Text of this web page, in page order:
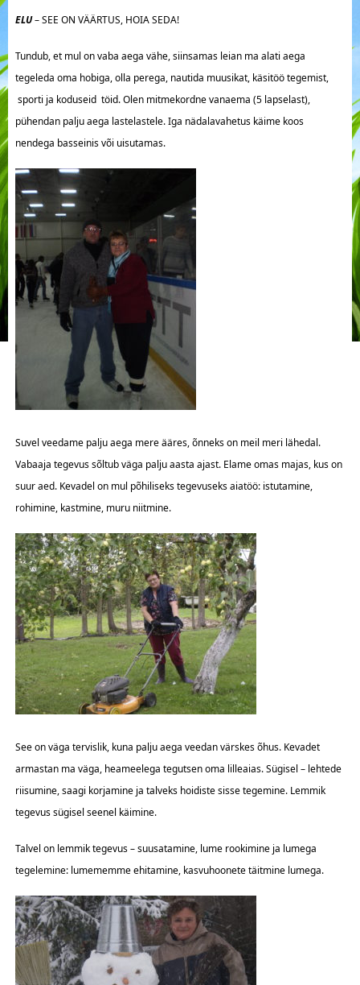
ELU– SEE ON VÄÄRTUS, HOIA SEDA!
Tundub, et mul on vaba aega vähe, siinsamas leian ma alati aega
tegeleda oma hobiga, olla perega, nautida muusikat, käsitöö tegemist,
sporti ja koduseid töid. Olen mitmekordne vanaema (5 lapselast),
pühendan palju aega lastelastele. Iga nädalavahetus käime koos
nendega basseinis või uisutamas.
Suvel veedame palju aega mere ääres, õnneks on meil meri lähedal.
Vabaaja tegevus sõltub väga palju aasta ajast. Elame omas majas, kus on
suur aed. Kevadel on mul põhiliseks tegevuseks aiatöö: istutamine,
rohimine, kastmine, muru niitmine.
See on väga tervislik, kuna palju aega veedan värskes õhus. Kevadet
armastan ma väga, heameelega tegutsen oma lilleaias. Sügisel – lehtede
riisumine, saagi korjamine ja talveks hoidiste sisse tegemine. Lemmik
tegevus sügisel seenel käimine.
Talvel on lemmik tegevus – suusatamine, lume rookimine ja lumega
tegelemine: lumememme ehitamine, kasvuhoonete täitmine lumega.